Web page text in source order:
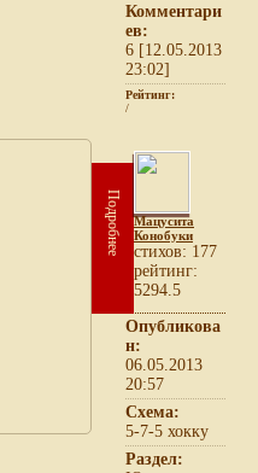
Комментари
ев:
6 [12.05.2013
23:02]
Рейтинг:
/
Подробнее
Мацусита
Конобуки
cтихов: 177
рейтинг:
5294.5
Опубликова
н:
06.05.2013
20:57
Схема:
5-7-5 хокку
Раздел: